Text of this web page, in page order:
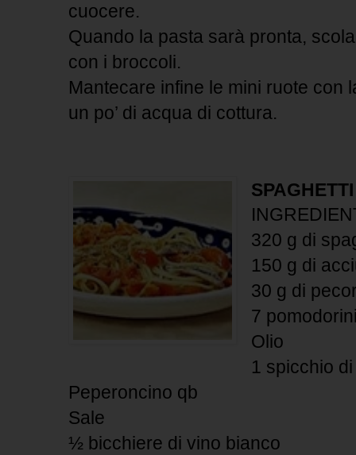
cuocere.
Quando la pasta sarà pronta,
con i broccoli.
Mantecare infine le mini ruote con
un po’ di acqua di cottura.
320 g di
150 g di
30 g di
7
Olio
1 spicchio
Peperoncino qb
Sale
½ bicchiere di vino bianco